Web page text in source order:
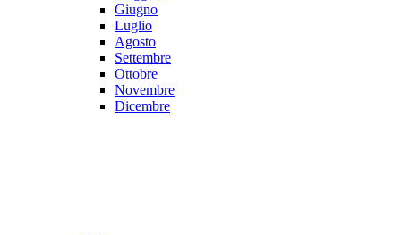
Giugno
Luglio
Agosto
Settembre
Ottobre
Novembre
Dicembre